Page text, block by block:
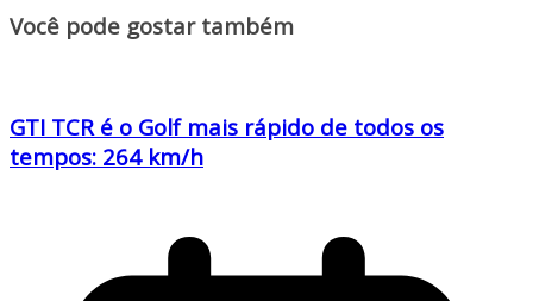
Você pode gostar também
GTI TCR é o Golf mais rápido de todos os
tempos: 264 km/h